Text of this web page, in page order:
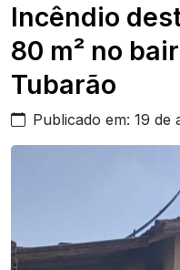
Incêndio
80 m² no
Tubarão
Publicado em: 19 de